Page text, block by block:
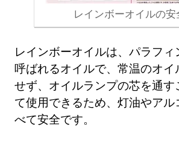
レインボーオイルの安
レインボーオイルは、パラフィ
呼ばれるオイルで、常温のオイ
せず、オイルランプの芯を通す
て使用できるため、灯油やアル
べて安全です。